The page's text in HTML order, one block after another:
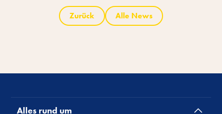
Zurück Alle News
Alles rund um